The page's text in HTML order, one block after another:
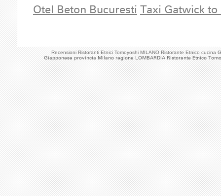
Recensioni Ristoranti Etnici Tomoyoshi MILANO Ristorante Etnico cucina
Giapponese provincia Milano regione LOMBARDIA Ristorante Etnico
Otel Beton Bucuresti Taxi Gatwick to